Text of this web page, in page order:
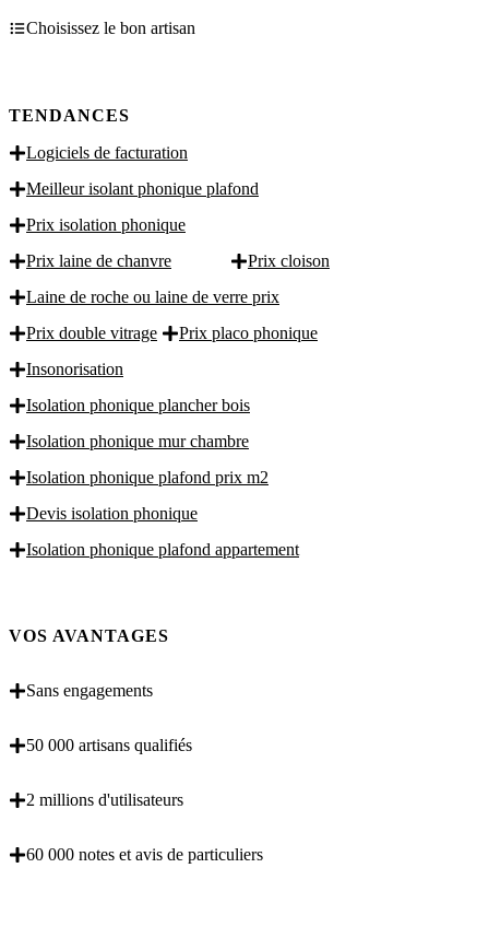
Choisissez le bon artisan
TENDANCES
Logiciels de facturation
Meilleur isolant phonique plafond
Prix isolation phonique
Prix laine de chanvre
Prix cloison
Laine de roche ou laine de verre prix
Prix double vitrage
Prix placo phonique
Insonorisation
Isolation phonique plancher bois
Isolation phonique mur chambre
Isolation phonique plafond prix m2
Devis isolation phonique
Isolation phonique plafond appartement
VOS AVANTAGES
Sans engagements
50 000 artisans qualifiés
2 millions d'utilisateurs
60 000 notes et avis de particuliers